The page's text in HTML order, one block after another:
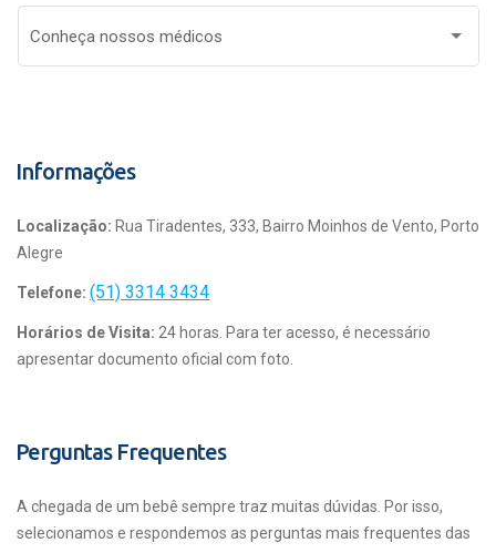
Conheça nossos médicos
Informações
Localização: Rua Tiradentes, 333, Bairro Moinhos de Vento, Porto
Alegre
Telefone: (51) 3314 3434
Horários de Visita: 24 horas. Para ter acesso, é necessário
apresentar documento oficial com foto.
Perguntas Frequentes
A chegada de um bebê sempre traz muitas dúvidas. Por isso,
selecionamos e respondemos as perguntas mais frequentes das